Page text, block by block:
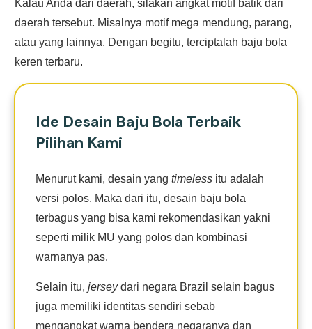
Kalau Anda dari daerah, silakan angkat motif batik dari
daerah tersebut. Misalnya motif mega mendung, parang,
atau yang lainnya. Dengan begitu, terciptalah baju bola
keren terbaru.
Ide Desain Baju Bola Terbaik
Pilihan Kami
Menurut kami, desain yang timeless itu adalah
versi polos. Maka dari itu, desain baju bola
terbagus yang bisa kami rekomendasikan yakni
seperti milik MU yang polos dan kombinasi
warnanya pas.
Selain itu, jerseydari negara Brazil selain bagus
juga memiliki identitas sendiri sebab
mengangkat warna bendera negaranya dan